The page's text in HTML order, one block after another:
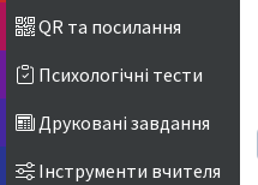
QR та посилання
Психологічні тести
Друковані завдання
Інструменти вчителя